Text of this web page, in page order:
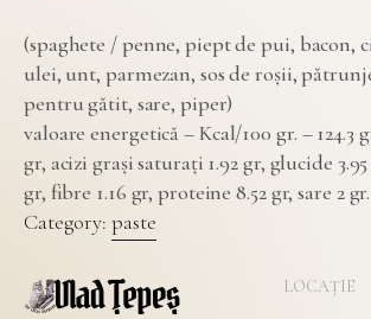
(spaghete / penne, piept de pui, bacon,
ulei, unt, parmezan, sos de roșii,
pentru gătit, sare, piper)
valoare energetică – Kcal/100 gr. – 124.3
gr, acizi grași saturați 1.92 gr, glucide
gr, fibre 1.16 gr, proteine 8.52 gr, sare 2 gr.
Category: paste
LOCAȚIE